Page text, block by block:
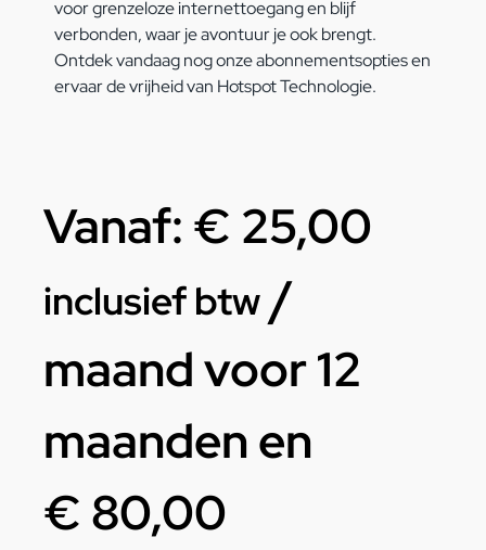
voor grenzeloze internettoegang en blijf
verbonden, waar je avontuur je ook brengt.
Ontdek vandaag nog onze abonnementsopties en
ervaar de vrijheid van Hotspot Technologie.
Vanaf: € 25,00
inclusief btw /
maand voor 12
maanden en
€ 80,00